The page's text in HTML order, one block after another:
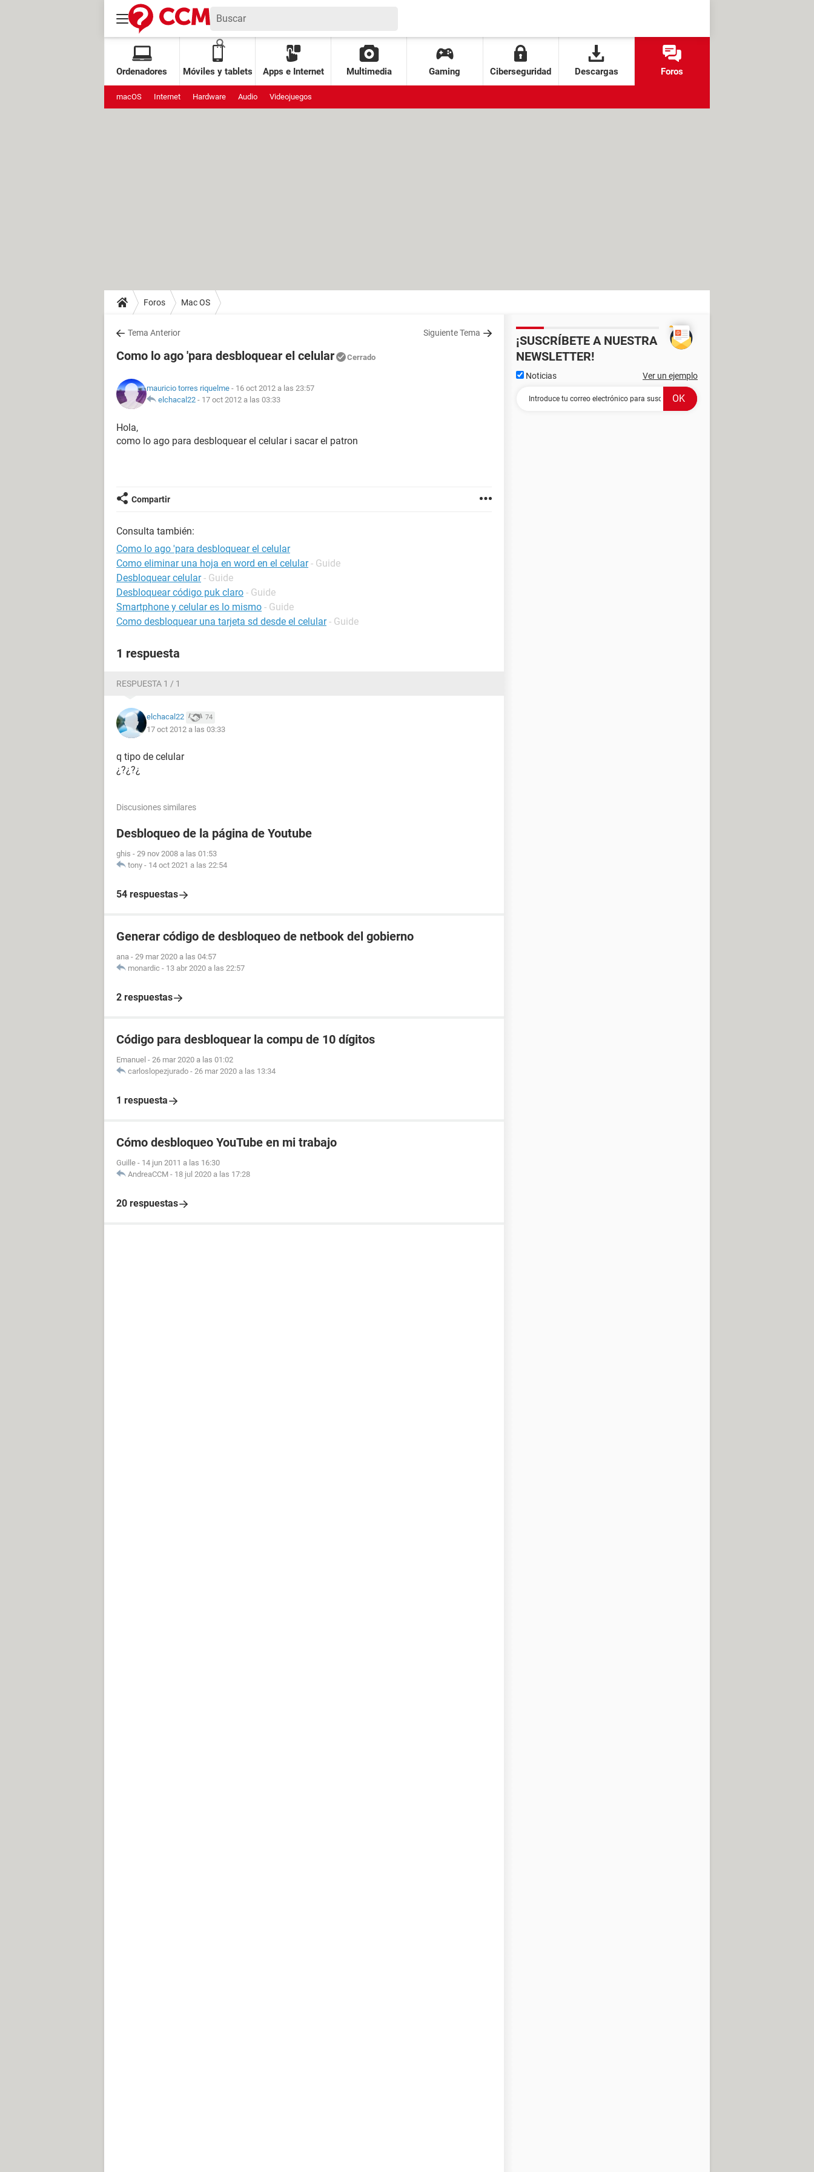
Ordenadores Móviles y tablets Apps e Internet Multimedia Gaming Ciberseguridad Descargas Foros
macOS Internet Hardware Audio Videojuegos
Foros Mac OS
Tema Anterior Siguiente Tema
Como lo ago 'para desbloquear el celular Cerrado
mauricio torres riquelme - 16 oct 2012 a las 23:57
elchacal22 - 17 oct 2012 a las 03:33
Hola,
como lo ago para desbloquear el celular i sacar el patron
Compartir
Consulta también:
Como lo ago 'para desbloquear el celular
Como eliminar una hoja en word en el celular - Guide
Desbloquear celular - Guide
Desbloquear código puk claro - Guide
Smartphone y celular es lo mismo - Guide
Como desbloquear una tarjeta sd desde el celular - Guide
1 respuesta
RESPUESTA 1 / 1
elchacal22 74
17 oct 2012 a las 03:33
q tipo de celular
¿?¿?¿
Discusiones similares
Desbloqueo de la página de Youtube
ghis - 29 nov 2008 a las 01:53
tony - 14 oct 2021 a las 22:54
54 respuestas
Generar código de desbloqueo de netbook del gobierno
ana - 29 mar 2020 a las 04:57
monardic - 13 abr 2020 a las 22:57
2 respuestas
Código para desbloquear la compu de 10 dígitos
Emanuel - 26 mar 2020 a las 01:02
carloslopezjurado - 26 mar 2020 a las 13:34
1 respuesta
Cómo desbloqueo YouTube en mi trabajo
Guille - 14 jun 2011 a las 16:30
AndreaCCM - 18 jul 2020 a las 17:28
20 respuestas
¡SUSCRÍBETE A NUESTRA
NEWSLETTER!
Noticias Ver un ejemplo